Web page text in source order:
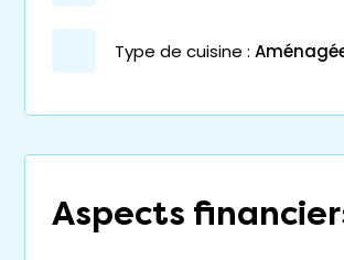
Type de cuisine :
Aspects